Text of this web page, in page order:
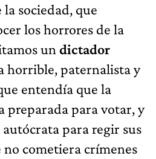
sociedad, que
los horrores de la
un dictador
horrible, paternalista y
entendía que la
preparada para votar, y
para regir sus
no cometiera crímenes